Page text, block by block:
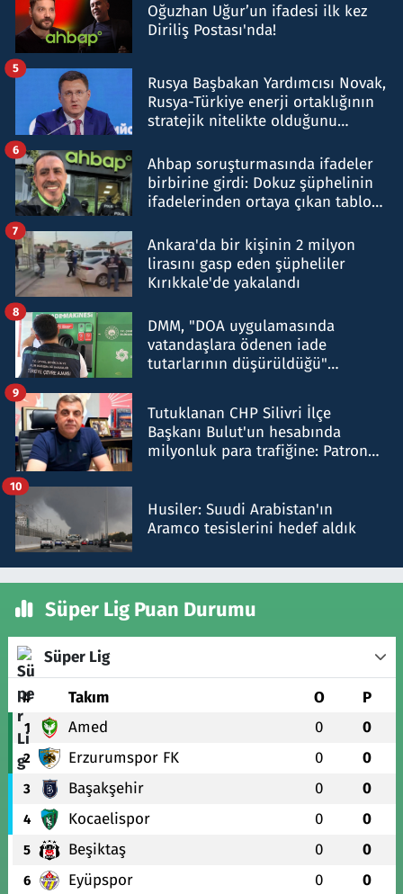
Oğuzhan Uğur’un ifadesi ilk kez
Diriliş Postası'nda!
Rusya Başbakan Yardımcısı Novak,
Rusya-Türkiye enerji ortaklığının
stratejik nitelikte olduğunu
5
Ahbap soruşturmasında ifadeler
birbirine girdi: Dokuz şüphelinin
ifadelerinden ortaya çıkan tablo
6
Ankara'da bir kişinin 2 milyon
lirasını gasp eden şüpheliler
Kırıkkale'de yakalandı
7
DMM, "DOA uygulamasında
vatandaşlara ödenen iade
tutarlarının düşürüldüğü"
8
Tutuklanan CHP Silivri İlçe
Başkanı Bulut'un hesabında
milyonluk para trafiğine: Patron
9
Husiler: Suudi Arabistan'ın
Aramco tesislerini hedef aldık
10
Süper Lig Puan Durumu
Süper Lig
# Takım O P
1 Amed 0 0
2 Erzurumspor FK 0 0
3 Başakşehir 0 0
4 Kocaelispor 0 0
5 Beşiktaş 0 0
6 Eyüpspor 0 0